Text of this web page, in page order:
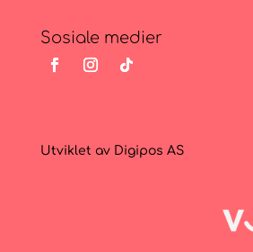
Sosiale medier
Utviklet av Digipos AS